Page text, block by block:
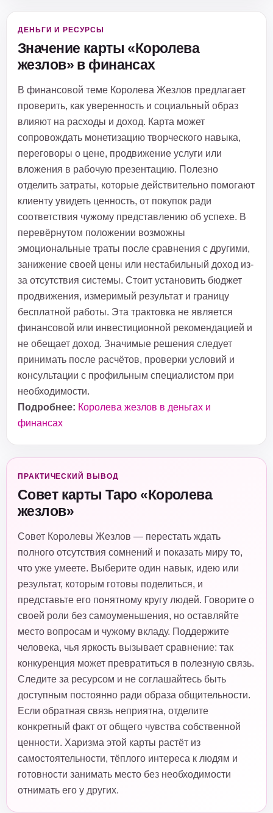
ДЕНЬГИ И РЕСУРСЫ
Значение карты «Королева
жезлов» в финансах
В финансовой теме Королева Жезлов предлагает
проверить, как уверенность и социальный образ
влияют на расходы и доход. Карта может
сопровождать монетизацию творческого навыка,
переговоры о цене, продвижение услуги или
вложения в рабочую презентацию. Полезно
отделить затраты, которые действительно помогают
клиенту увидеть ценность, от покупок ради
соответствия чужому представлению об успехе. В
перевёрнутом положении возможны
эмоциональные траты после сравнения с другими,
занижение своей цены или нестабильный доход из-
за отсутствия системы. Стоит установить бюджет
продвижения, измеримый результат и границу
бесплатной работы. Эта трактовка не является
финансовой или инвестиционной рекомендацией и
не обещает доход. Значимые решения следует
принимать после расчётов, проверки условий и
консультации с профильным специалистом при
необходимости.
Подробнее: Королева жезлов в деньгах и
финансах
ПРАКТИЧЕСКИЙ ВЫВОД
Совет карты Таро «Королева
жезлов»
Совет Королевы Жезлов — перестать ждать
полного отсутствия сомнений и показать миру то,
что уже умеете. Выберите один навык, идею или
результат, которым готовы поделиться, и
представьте его понятному кругу людей. Говорите о
своей роли без самоуменьшения, но оставляйте
место вопросам и чужому вкладу. Поддержите
человека, чья яркость вызывает сравнение: так
конкуренция может превратиться в полезную связь.
Следите за ресурсом и не соглашайтесь быть
доступным постоянно ради образа общительности.
Если обратная связь неприятна, отделите
конкретный факт от общего чувства собственной
ценности. Харизма этой карты растёт из
самостоятельности, тёплого интереса к людям и
готовности занимать место без необходимости
отнимать его у других.